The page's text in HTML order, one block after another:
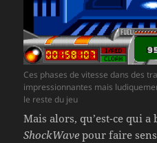
Ces phases de vitesse dans des
impressionnantes mais
le reste du jeu
Mais alors, qu’est-ce qui
ShockWave pour faire